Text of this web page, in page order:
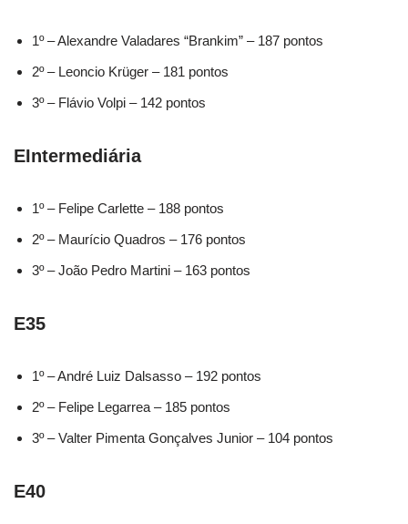
1º – Alexandre Valadares “Brankim” – 187 pontos
2º – Leoncio Krüger – 181 pontos
3º – Flávio Volpi – 142 pontos
EIntermediária
1º – Felipe Carlette – 188 pontos
2º – Maurício Quadros – 176 pontos
3º – João Pedro Martini – 163 pontos
E35
1º – André Luiz Dalsasso – 192 pontos
2º – Felipe Legarrea – 185 pontos
3º – Valter Pimenta Gonçalves Junior – 104 pontos
E40